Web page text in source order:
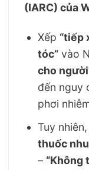
(IARC) của
Xếp “tiếp
tóc” vào
cho
đến nguy
phơi
Tuy
thuốc
– “Không